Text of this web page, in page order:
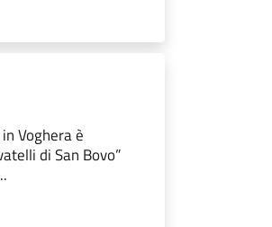
Voghera è
di San Bovo”